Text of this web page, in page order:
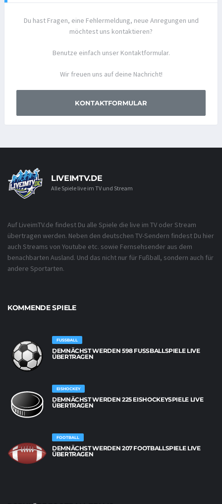
Du hast Fragen, eine Fehlermeldung, neue Anregungen und
möchtest uns kontaktieren?
Benutze einfach unser Kontaktformular.
Wir freuen uns auf deine Nachricht!
KONTAKTFORMULAR
LIVEIMTV.DE
Alle Spiele live im TV und Stream
Auf LiveimTV.de findest Du alle Spiele die live im TV oder Stream
übertragen werden. Neben den deutschen TV-Sendern findest Du hier
auch Streams von Youtube etc. sowie Fernsehsender aus dem
benachbarten Ausland. Und das nicht nur für Fußball, sondern auch für
andere Sportarten.
KOMMENDE SPIELE
FUSSBALL
DEMNÄCHST WERDEN 598 FUSSBALLSPIELE LIVE Ü
BERTRAGEN
EISHOCKEY
DEMNÄCHST WERDEN 225 EISHOCKEYSPIELE LIVE
ÜBERTRAGEN
FOOTBALL
DEMNÄCHST WERDEN 207 FOOTBALLSPIELE LIVE
ÜBERTRAGEN